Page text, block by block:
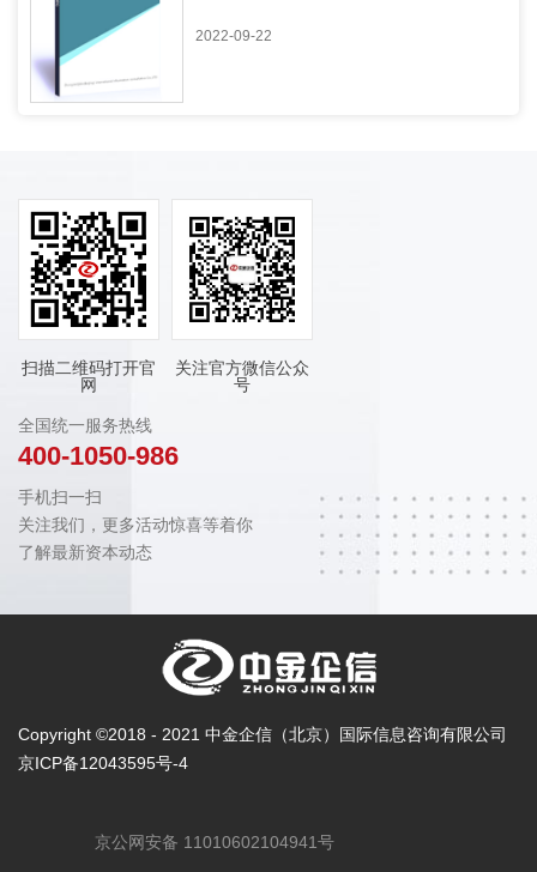
2022-09-22
扫描二维码打开官
网
关注官方微信公众
号
全国统一服务热线
400-1050-986
手机扫一扫
关注我们，更多活动惊喜等着你
了解最新资本动态
Copyright ©2018 - 2021 中金企信（北京）国际信息咨询有限公司
京ICP备12043595号-4
京公网安备 11010602104941号